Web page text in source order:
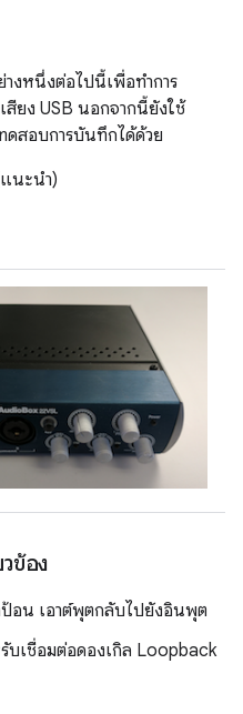
งหนึ่งต่อไปนี้เพื่อทำการ
ยง USB นอกจากนี้ยังใช้
ดสอบการบันทึกได้ด้วย
นะนำ)
ข้อง
อน เอาต์พุตกลับไปยังอินพุต
บเชื่อมต่อดองเกิล Loopback